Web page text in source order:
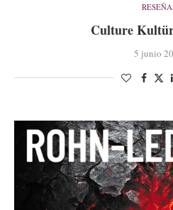
Culture
5 junio